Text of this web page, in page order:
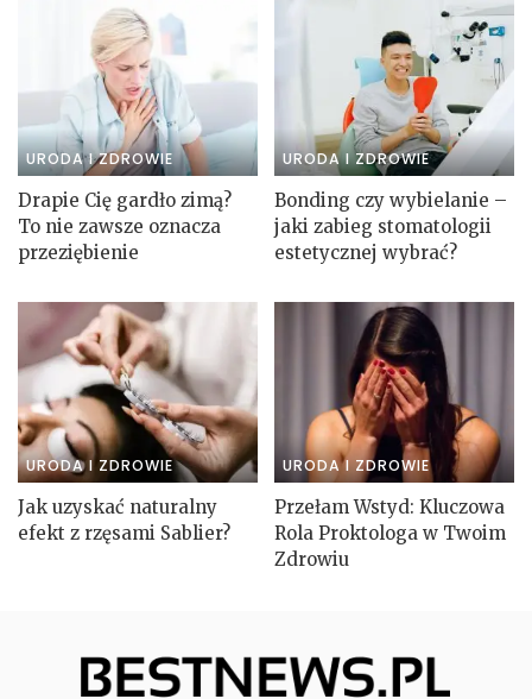
URODA I ZDROWIE
Drapie Cię gardło zimą?
To nie zawsze oznacza
przeziębienie
URODA I ZDROWIE
Bonding czy wybielanie –
jaki zabieg stomatologii
estetycznej wybrać?
URODA I ZDROWIE
Jak uzyskać naturalny
efekt z rzęsami Sablier?
URODA I ZDROWIE
Przełam Wstyd: Kluczowa
Rola Proktologa w Twoim
Zdrowiu